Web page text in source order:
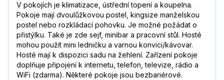
V pokojích je klimatizace, ústřední topení a koupelna.
Pokoje mají dvoulůžkovou postel, kingsize manželskou
postel nebo rozkládací pohovku. Je možné požádat o
přistýlku. Také je zde sejf, minibar a pracovní stůl. Hosté
mohou použít mini ledničku a varnou konvici/kávovar.
Hosté mají k dispozici sadu na žehlení. Zařízení pokoje
doplňuje připojení k internetu, telefon, televize, rádio a
WiFi (zdarma). Některé pokoje jsou bezbariérové.